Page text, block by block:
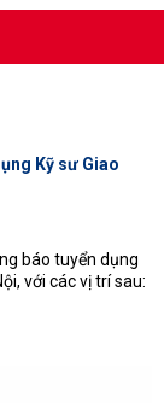
Kỹ sư Giao
báo tuyển dụng
với các vị trí sau: